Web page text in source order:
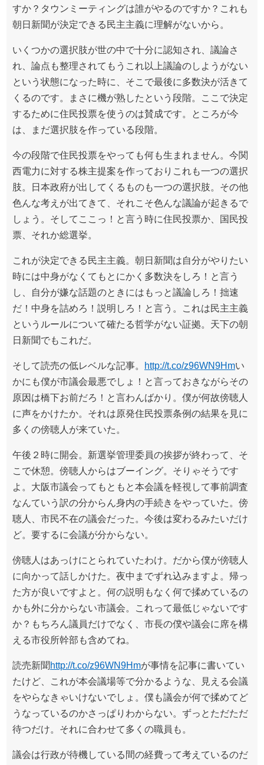
すか？タウンミーティングは誰がやるのですか？これも
朝日新聞が決定できる民主主義に理解がないから。
いくつかの選択肢が世の中で十分に認知され、議論さ
れ、論点も整理されてもうこれ以上議論のしようがない
という状態になった時に、そこで最後に多数決が活きて
くるのです。まさに機が熟したという段階。ここで決定
するために住民投票を使うのは賛成です。ところが今
は、まだ選択肢を作っている段階。
今の段階で住民投票をやっても何も生まれません。今関
西電力に対する株主提案を作っておりこれも一つの選択
肢。日本政府が出してくるものも一つの選択肢。その他
色んな考えが出てきて、それこそ色んな議論が起きるで
しょう。そしてここっ！と言う時に住民投票か、国民投
票、それか総選挙。
これが決定できる民主主義。朝日新聞は自分がやりたい
時には中身がなくてもとにかく多数決をしろ！と言う
し、自分が嫌な話題のときにはもっと議論しろ！拙速
だ！中身を詰めろ！説明しろ！と言う。これは民主主義
というルールについて確たる哲学がない証拠。天下の朝
日新聞でもこれだ。
そして読売の低レベルな記事。 http://t.co/z96WN9Hmい
かにも僕が市議会最悪でしょ！と言っておきながらその
原因は橋下お前だろ！と言わんばかり。僕が何故傍聴人
に声をかけたか。それは原発住民投票条例の結果を見に
多くの傍聴人が来ていた。
午後２時に開会。新選挙管理委員の挨拶が終わって、そ
こで休憩。傍聴人からはブーイング。そりゃそうです
よ。大阪市議会ってもともと本会議を軽視して事前調査
なんていう訳の分からん身内の手続きをやっていた。傍
聴人、市民不在の議会だった。今後は変わるみたいだけ
ど。要するに会議が分からない。
傍聴人はあっけにとられていたわけ。だから僕が傍聴人
に向かって話しかけた。夜中までずれ込みますよ。帰っ
た方が良いですよと。何の説明もなく何で揉めているの
かも外に分からない市議会。これって最低じゃないです
か？もちろん議員だけでなく、市長の僕や議会に席を構
える市役所幹部も含めてね。
読売新聞 http://t.co/z96WN9Hmが事情を記事に書いてい
たけど、これが本会議場等で分かるような、見える会議
をやらなきゃいけないでしょ。僕も議会が何で揉めてど
うなっているのかさっぱりわからない。ずっとただただ
待つだけ。それに合わせて多くの職員も。
議会は行政が待機している間の経費って考えているのだ